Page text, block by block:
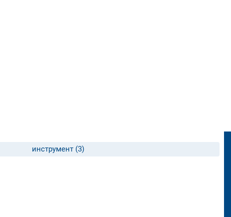
инструмент (3)